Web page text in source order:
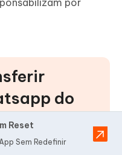
do
Reset
Sem Redefinir